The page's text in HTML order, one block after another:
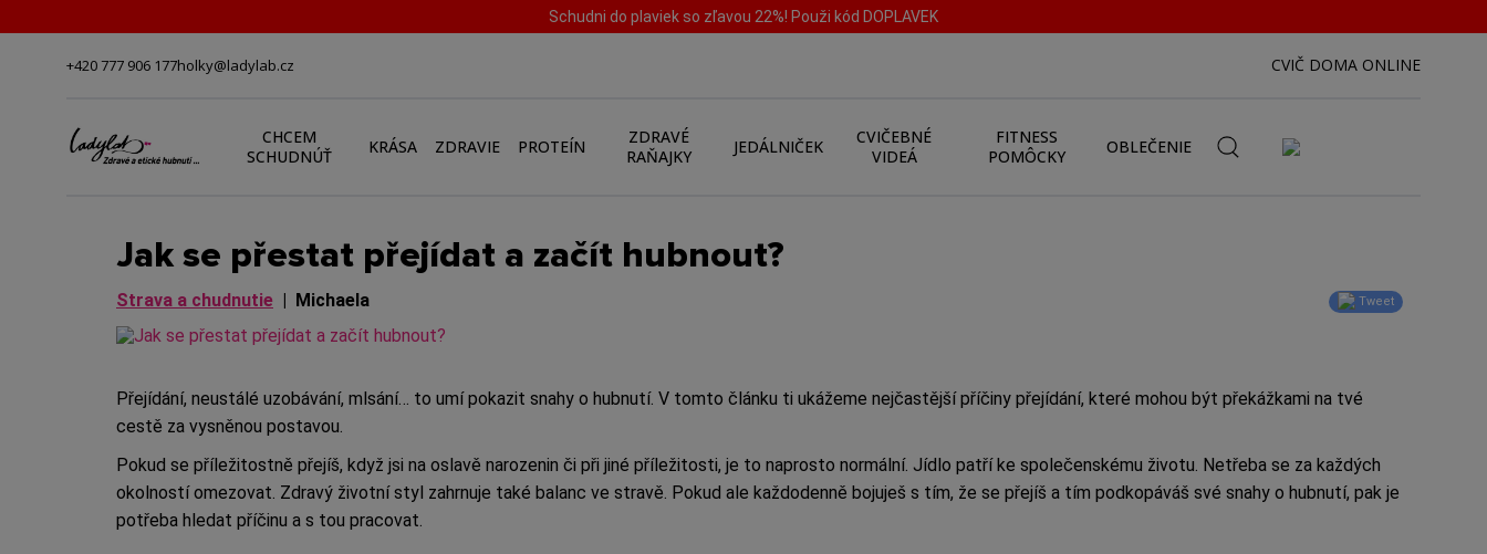
Schudni do plaviek so zľavou 22%! Použi kód DOPLAVEK
+420 777 906 177holky@ladylab.cz CVIČ DOMA ONLINE
CHCEM
SCHUDNÚŤ
KRÁSA ZDRAVIE PROTEÍN
ZDRAVÉ
RAŇAJKY
JEDÁLNIČEK
CVIČEBNÉ
VIDEÁ
FITNESS
POMÔCKY
OBLEČENIE
Jak se přestat přejídat a začít hubnout?
Tweet
Strava a chudnutie | Michaela
Přejídání, neustálé uzobávání, mlsání… to umí pokazit snahy o hubnutí. V tomto článku ti ukážeme nejčastější příčiny přejídání, které mohou být překážkami na tvé
cestě za vysněnou postavou.
Pokud se příležitostně přejíš, když jsi na oslavě narozenin či při jiné příležitosti, je to naprosto normální. Jídlo patří ke společenskému životu. Netřeba se za každých
okolností omezovat. Zdravý životní styl zahrnuje také balanc ve stravě. Pokud ale každodenně bojuješ s tím, že se přejíš a tím podkopáváš své snahy o hubnutí, pak je
potřeba hledat příčinu a s tou pracovat.